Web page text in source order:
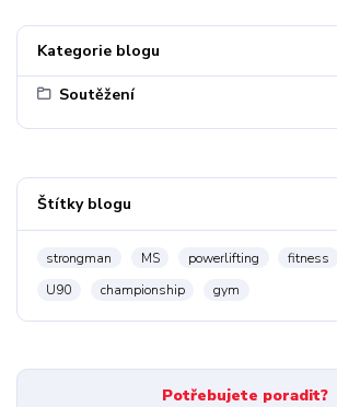
Kategorie blogu
Soutěžení
Štítky blogu
strongman MS powerlifting fitness
U90
championship gym
Potřebujete poradit?